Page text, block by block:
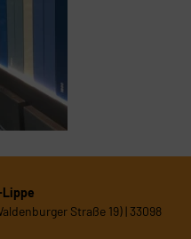
Straße 19) | 33098